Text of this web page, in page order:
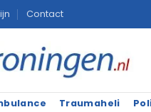
Contact
Traumaheli